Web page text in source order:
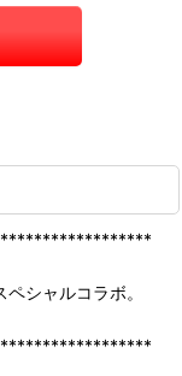
シャルコラボ。